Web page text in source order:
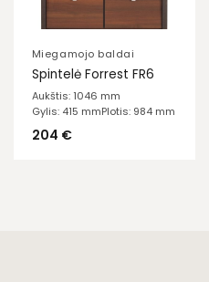
Miegamojo baldai
Spintelė Forrest FR6
Aukštis: 1046 mm
Gylis: 415 mmPlotis: 984 mm
204 €